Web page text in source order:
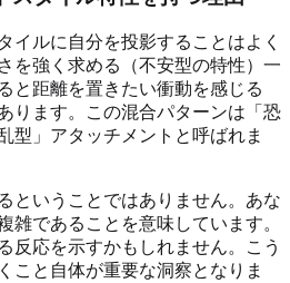
イルに自分を投影することはよく
を強く求める（不安型の特性）一
と距離を置きたい衝動を感じる
ります。この混合パターンは「恐
型」アタッチメントと呼ばれま
ということではありません。あな
雑であることを意味しています。
反応を示すかもしれません。こう
こと自体が重要な洞察となりま